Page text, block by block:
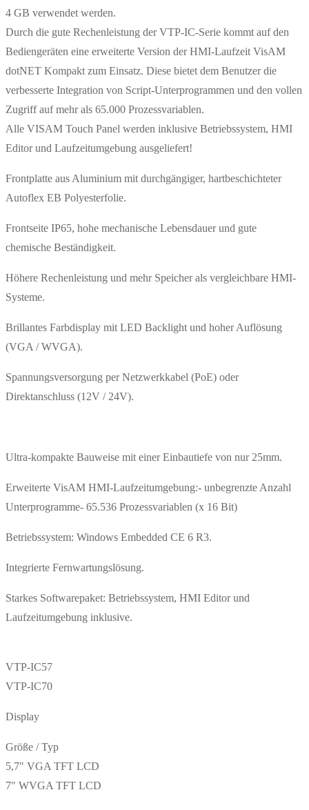
4 GB verwendet werden.
Durch die gute Rechenleistung der VTP-IC-Serie kommt auf den
Bediengeräten eine erweiterte Version der HMI-Laufzeit VisAM
dotNET Kompakt zum Einsatz. Diese bietet dem Benutzer die
verbesserte Integration von Script-Unterprogrammen und den vollen
Zugriff auf mehr als 65.000 Prozessvariablen.
Alle VISAM Touch Panel werden inklusive Betriebssystem, HMI
Editor und Laufzeitumgebung ausgeliefert!
Frontplatte aus Aluminium mit durchgängiger, hartbeschichteter
Autoflex EB Polyesterfolie.
Frontseite IP65, hohe mechanische Lebensdauer und gute
chemische Beständigkeit.
Höhere Rechenleistung und mehr Speicher als vergleichbare HMI-
Systeme.
Brillantes Farbdisplay mit LED Backlight und hoher Auflösung
(VGA / WVGA).
Spannungsversorgung per Netzwerkkabel (PoE) oder
Direktanschluss (12V / 24V).
Ultra-kompakte Bauweise mit einer Einbautiefe von nur 25mm.
Erweiterte VisAM HMI-Laufzeitumgebung:- unbegrenzte Anzahl
Unterprogramme- 65.536 Prozessvariablen (x 16 Bit)
Betriebssystem: Windows Embedded CE 6 R3.
Integrierte Fernwartungslösung.
Starkes Softwarepaket: Betriebssystem, HMI Editor und
Laufzeitumgebung inklusive.
VTP-IC57
VTP-IC70
Display
Größe / Typ
5,7″ VGA TFT LCD
7″ WVGA TFT LCD